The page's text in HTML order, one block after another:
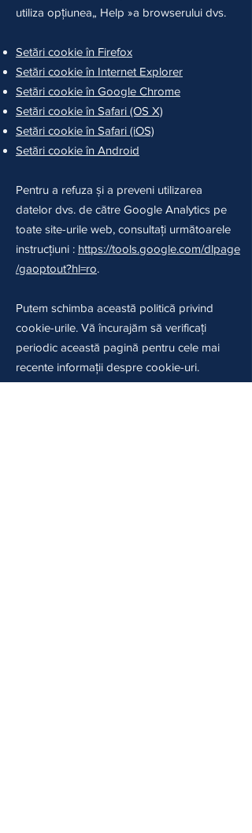
utiliza opțiunea„ Help »a browserului dvs.
Setări cookie în Firefox
Setări cookie în Internet Explorer
Setări cookie în Google Chrome
Setări cookie în Safari (OS X)
Setări cookie în Safari (iOS)
Setări cookie în Android
Pentru a refuza și a preveni utilizarea
datelor dvs. de către Google Analytics pe
toate site-urile web, consultați următoarele
instrucțiuni : https://tools.google.com/dlpage
/gaoptout?hl=ro.
Putem schimba această politică privind
cookie-urile. Vă încurajăm să verificați
periodic această pagină pentru cele mai
recente informații despre cookie-uri.